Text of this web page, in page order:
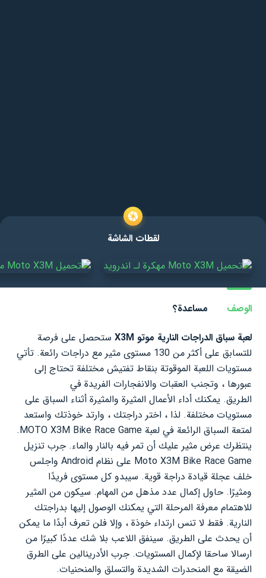
لقطات الشاشة
الوصف
مساعدة؟
لعبة سباق الدراجات النارية موتو X3M
ستحصل على فرصة
للتسابق على أكثر من 130 مستوى مثير مع دراجات رائعة. تأتي
مستويات اللعبة الموقوتة بنقاط تفتيش مختلفة تحتاج إلى
عبورها ، وتجنب العقبات والانفجارات الفريدة في
الطريق. يمكنك أداء الأعمال المثيرة والمثيرة أثناء السباق على
مستويات مختلفة. لذا ، اختر دراجتك ، وارتد خوذتك واستعد
لمتعة السباق الرائعة في لعبة MOTO X3M Bike Race Game.
ينتظرك عرض مثير عليك أن تمر فيه بالنار والماء. جرب تنزيل
Moto X3M Bike Race Game على نظام Android واجلس
خلف عجلة قيادة دراجة قوية. سيبدو كل مستوى فريدًا
ومثيرًا. حاول إكمال عدد مذهل من المهام. سيكون من المثير
للاهتمام معرفة المرحلة التي يمكنك الوصول إليها بدراجتك
النارية. فقط لا تنس ارتداء خوذة ، وإلا فلن تعرف أبدًا ما يمكن
أن يحدث على الطريق. سينفق اللاعب بلا شك عددًا كبيرًا من
ارسالا ساحقا لإكمال المستويات. جرب الأدرينالين على الطرق
الضيقة مع المنحدرات الشديدة والتسلق والمنحنيات.